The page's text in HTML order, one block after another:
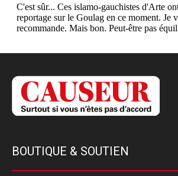
BOUTIQUE & SOUTIEN